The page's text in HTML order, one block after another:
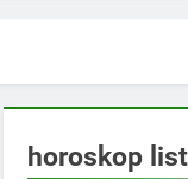
horoskop